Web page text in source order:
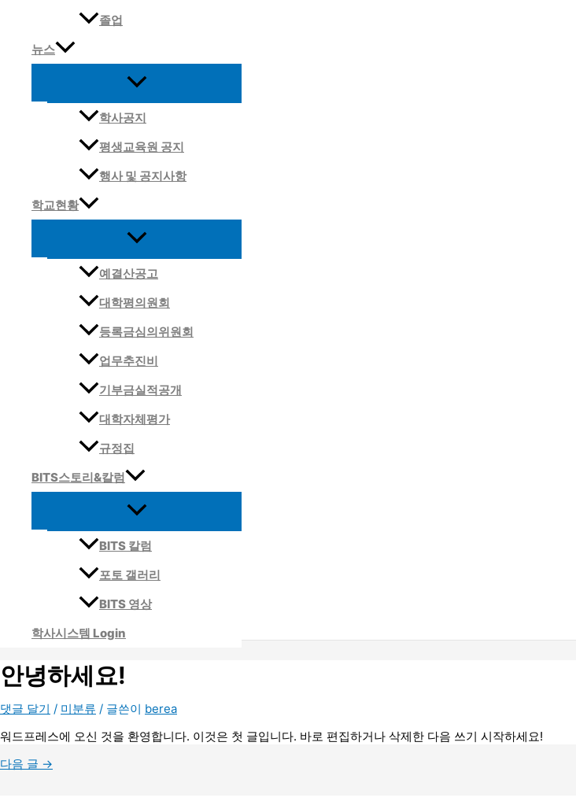
졸업
뉴스
학사공지
평생교육원 공지
행사 및 공지사항
학교현황
예결산공고
대학평의원회
등록금심의위원회
업무추진비
기부금실적공개
대학자체평가
규정집
BITS스토리&칼럼
BITS 칼럼
포토 갤러리
BITS 영상
학사시스템 Login
안녕하세요!
댓글 달기 / 미분류 / 글쓴이 berea
워드프레스에 오신 것을 환영합니다. 이것은 첫 글입니다. 바로 편집하거나 삭제한 다음 쓰기 시작하세요!
다음 글 →